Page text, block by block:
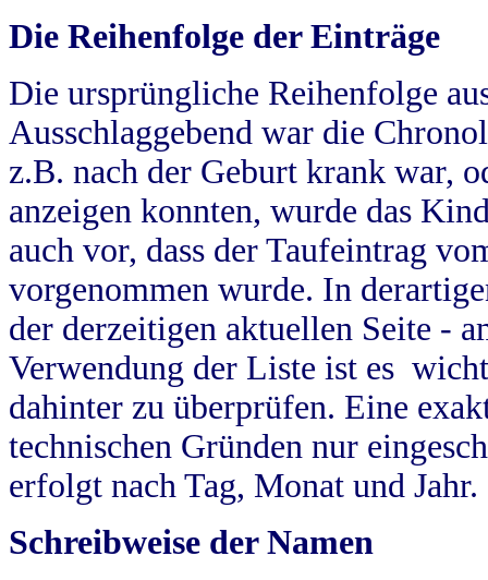
Die Reihenfolge der Einträge
Die ursprüngliche Reihenfolge
Ausschlaggebend war die
z.B. nach der Geburt krank war,
anzeigen konnten, wurde das
auch vor, dass der Taufeintrag
vorgenommen wurde. In
der derzeitigen aktuellen Seite -
Verwendung der Liste ist es
dahinter zu überprüfen. Eine
technischen Gründen nur
erfolgt nach Tag, Monat und Jahr.
Schreibweise der Namen